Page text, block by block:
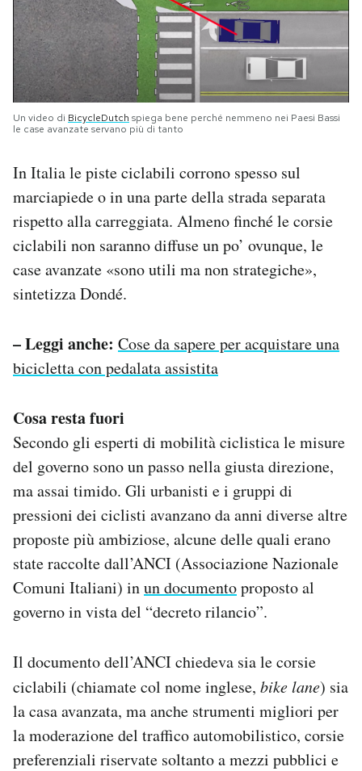
Un video di BicycleDutch spiega bene perché nemmeno nei Paesi Bassi
le case avanzate servano più di tanto
In Italia le piste ciclabili corrono spesso sul
marciapiede o in una parte della strada separata
rispetto alla carreggiata. Almeno finché le corsie
ciclabili non saranno diffuse un po’ ovunque, le
case avanzate «sono utili ma non strategiche»,
sintetizza Dondé.
– Leggi anche: Cose da sapere per acquistare una
bicicletta con pedalata assistita
Cosa resta fuori
Secondo gli esperti di mobilità ciclistica le misure
del governo sono un passo nella giusta direzione,
ma assai timido. Gli urbanisti e i gruppi di
pressioni dei ciclisti avanzano da anni diverse altre
proposte più ambiziose, alcune delle quali erano
state raccolte dall’ANCI (Associazione Nazionale
Comuni Italiani) inun documentoproposto al
governo in vista del “decreto rilancio”.
Il documento dell’ANCI chiedeva sia le corsie
ciclabili (chiamate col nome inglese, bike lane) sia
la casa avanzata, ma anche strumenti migliori per
la moderazione del traffico automobilistico, corsie
preferenziali riservate soltanto a mezzi pubblici e